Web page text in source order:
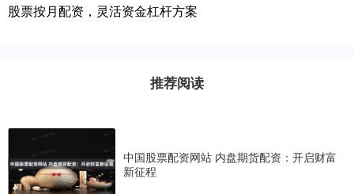
股票按月配资，灵活资金杠杆方案
推荐阅读
中国股票配资网站 内盘期货配资：开启财富
新征程